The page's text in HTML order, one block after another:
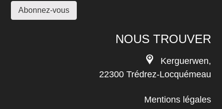
NOUS TROUVER
Kerguerwen,
22300 Trédrez-Locquémeau
Mentions légales